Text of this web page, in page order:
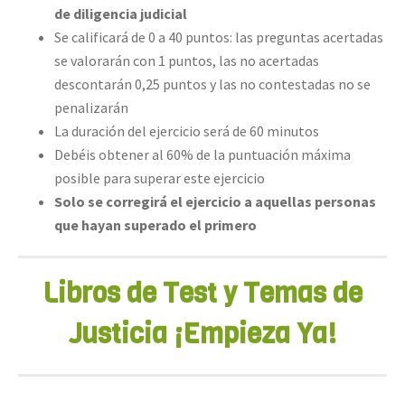
de diligencia judicial
Se calificará de 0 a 40 puntos: las preguntas acertadas
se valorarán con 1 puntos, las no acertadas
descontarán 0,25 puntos y las no contestadas no se
penalizarán
La duración del ejercicio será de 60 minutos
Debéis obtener al 60% de la puntuación máxima
posible para superar este ejercicio
Solo se corregirá el ejercicio a aquellas personas
que hayan superado el primero
Libros de Test y Temas de
Justicia ¡Empieza Ya!